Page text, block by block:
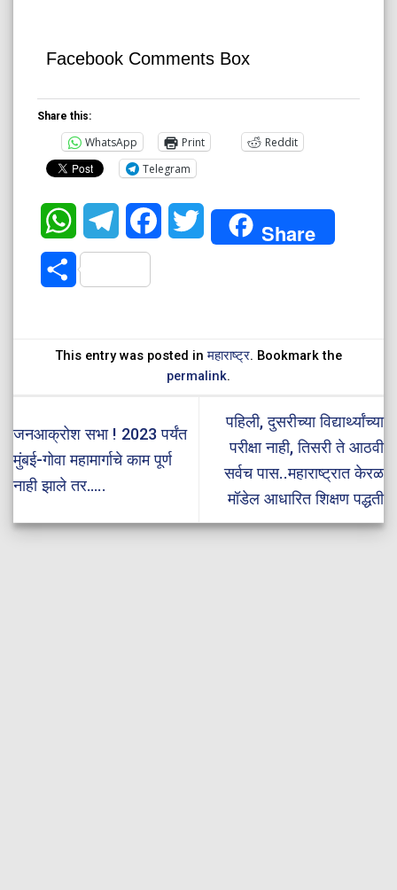
Facebook Comments Box
Share this:
WhatsApp Print
Reddit
Telegram
WhatsAppTelegramFacebookTwitter Share
Share
This entry was posted inमहाराष्ट्र. Bookmark the
permalink.
जनआक्रोश सभा ! 2023 पर्यंत
मुंबई-गोवा महामार्गाचे काम पूर्ण
नाही झाले तर…..
पहिली, दुसरीच्या विद्यार्थ्यांच्या
परीक्षा नाही, तिसरी ते आठवी
सर्वच पास..महाराष्ट्रात केरळ
मॉडेल आधारित शिक्षण पद्धती